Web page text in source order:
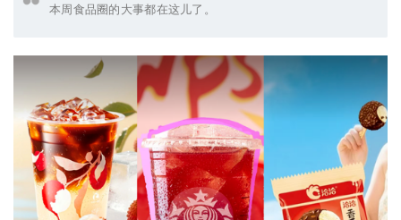
本周食品圈的大事都在这儿了。